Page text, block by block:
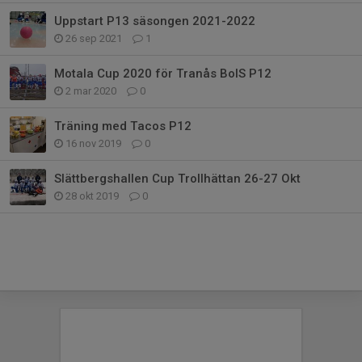
Uppstart P13 säsongen 2021-2022
26 sep 2021 1
Motala Cup 2020 för Tranås BoIS P12
2 mar 2020 0
Träning med Tacos P12
16 nov 2019 0
Slättbergshallen Cup Trollhättan 26-27 Okt
28 okt 2019 0